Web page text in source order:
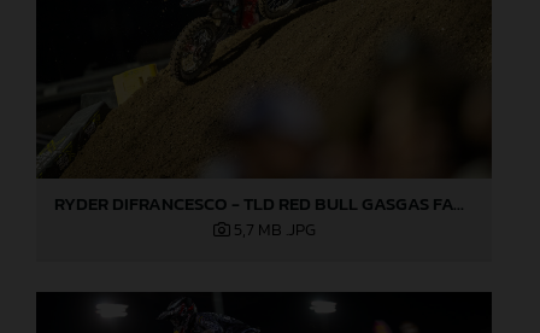
RYDER DIFRANCESCO - TLD RED BULL GASGAS FACTORY RACING - LAS VEGAS 02
5,7 MB .JPG